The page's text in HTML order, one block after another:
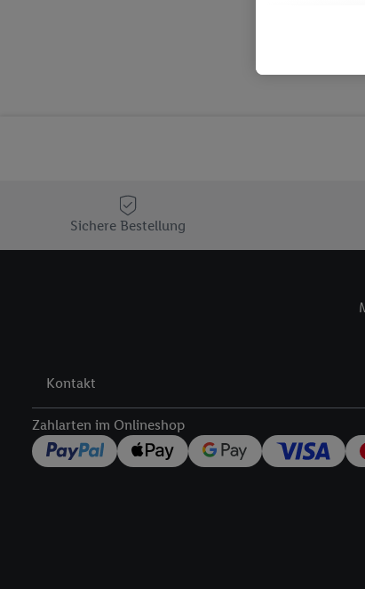
Sichere Bestellung
Kontakt
Zahlarten im Onlineshop
angereicherten
Kaufverhalten
genauen
Sicherung und
Plus-Konto
zu erstellen (die
Hierzu wird von
Adresse in
Zudem
den Lidl-
Wenn das der
Insbesondere
werden, damit
Nutzung der
widerrufen -
die Lidl-